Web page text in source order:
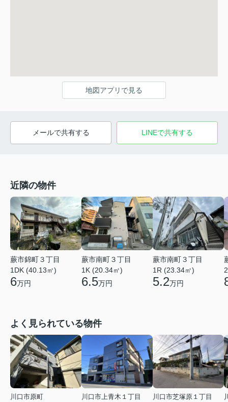
地図アプリで見る
メールで共有する LINEで共有する
近隣の物件
蕨市錦町３丁目
1DK (40.13㎡)
6万円
蕨市南町３丁目
1K (20.34㎡)
6.5万円
蕨市南町３丁目
1R (23.34㎡)
5.2万円
よく見られている物件
川口市原町
川口市上青木１丁目
川口市芝塚原１丁目